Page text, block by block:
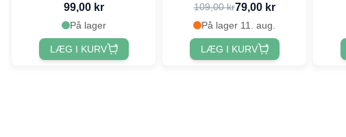
99,00 kr
På lager
LÆG I KURV
109,00 kr79,00 kr
På lager 11. aug.
LÆG I KURV